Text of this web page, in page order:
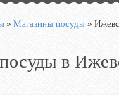
» Магазины посуды »
в